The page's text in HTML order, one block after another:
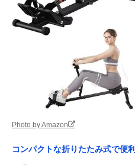
Photo by Amazon
コンパクトな折りたたみ式で便利